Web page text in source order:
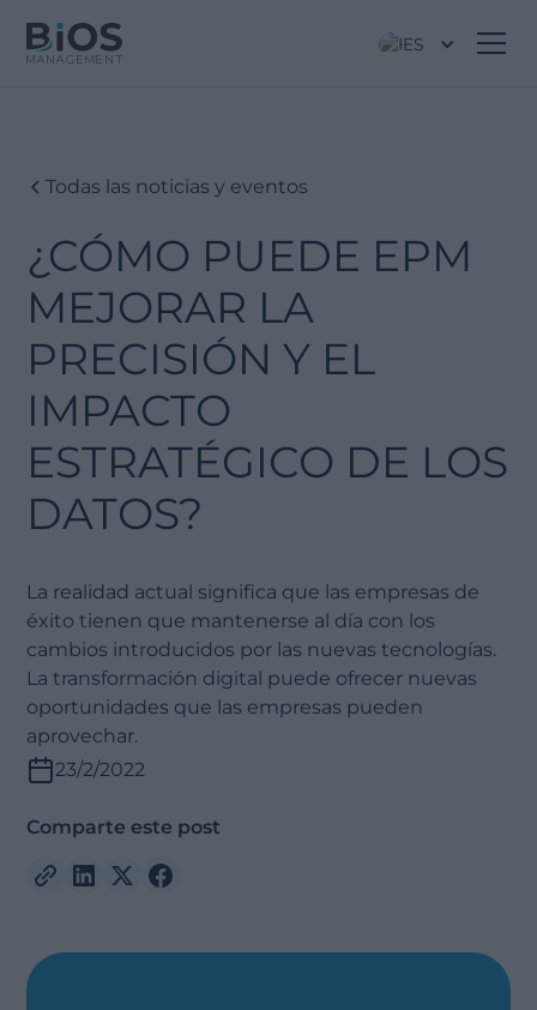
ES
Todas las noticias y eventos
¿CÓMO PUEDE EPM
MEJORAR LA
PRECISIÓN Y EL
IMPACTO
ESTRATÉGICO DE LOS
DATOS?
La realidad actual significa que las empresas de
éxito tienen que mantenerse al día con los
cambios introducidos por las nuevas tecnologías.
La transformación digital puede ofrecer nuevas
oportunidades que las empresas pueden
aprovechar.
23/2/2022
Comparte este post